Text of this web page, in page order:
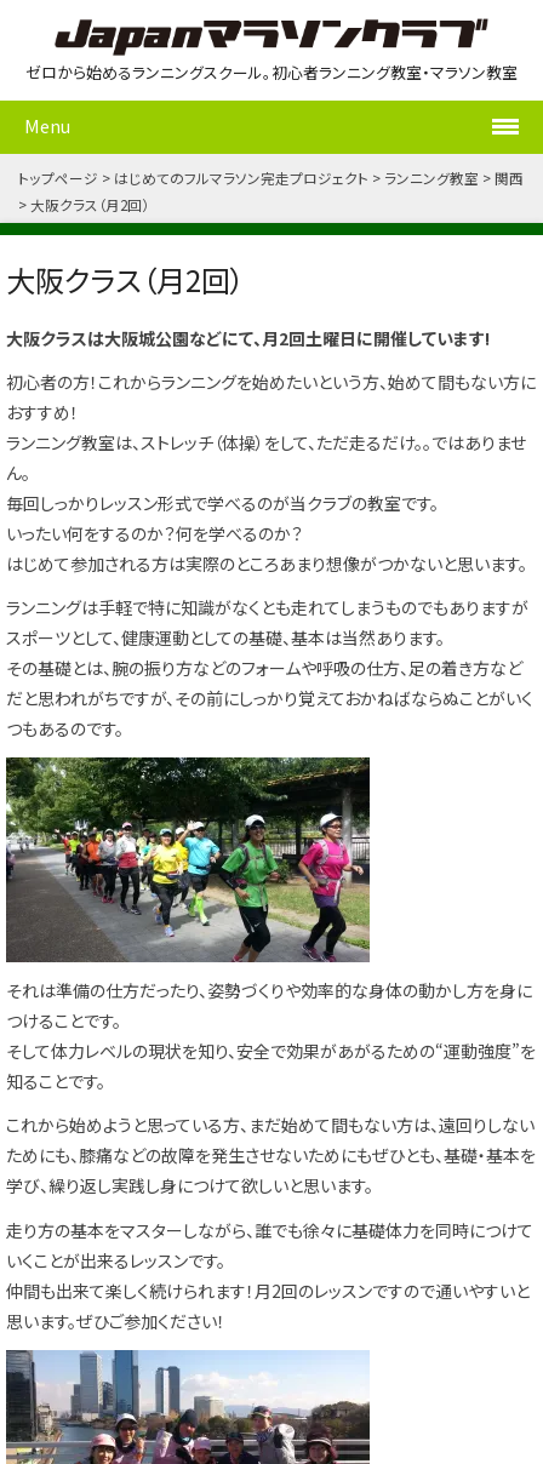
ゼロから始めるランニングスクール。初心者ランニング教室・マラソン教室
Menu
トップページ はじめてのフルマラソン完走プロジェクト ランニング教室
関西
大阪クラス（月2回）
大阪クラス（月2回）
大阪クラスは大阪城公園などにて、月2回土曜日に開催しています!
初心者の方！これからランニングを始めたいという方、始めて間もない方に
おすすめ！
ランニング教室は、ストレッチ（体操）をして、ただ走るだけ。。ではありませ
ん。
毎回しっかりレッスン形式で学べるのが当クラブの教室です。
いったい何をするのか？何を学べるのか？
はじめて参加される方は実際のところあまり想像がつかないと思います。
ランニングは手軽で特に知識がなくとも走れてしまうものでもありますが
スポーツとして、健康運動としての基礎、基本は当然あります。
その基礎とは、腕の振り方などのフォームや呼吸の仕方、足の着き方など
だと思われがちですが、その前にしっかり覚えておかねばならぬことがいく
つもあるのです。
それは準備の仕方だったり、姿勢づくりや効率的な身体の動かし方を身に
つけることです。
そして体力レベルの現状を知り、安全で効果があがるための“運動強度”を
知ることです。
これから始めようと思っている方、まだ始めて間もない方は、遠回りしない
ためにも、膝痛などの故障を発生させないためにもぜひとも、基礎・基本を
学び、繰り返し実践し身につけて欲しいと思います。
走り方の基本をマスターしながら、誰でも徐々に基礎体力を同時につけて
いくことが出来るレッスンです。
仲間も出来て楽しく続けられます！月2回のレッスンですので通いやすいと
思います。ぜひご参加ください！